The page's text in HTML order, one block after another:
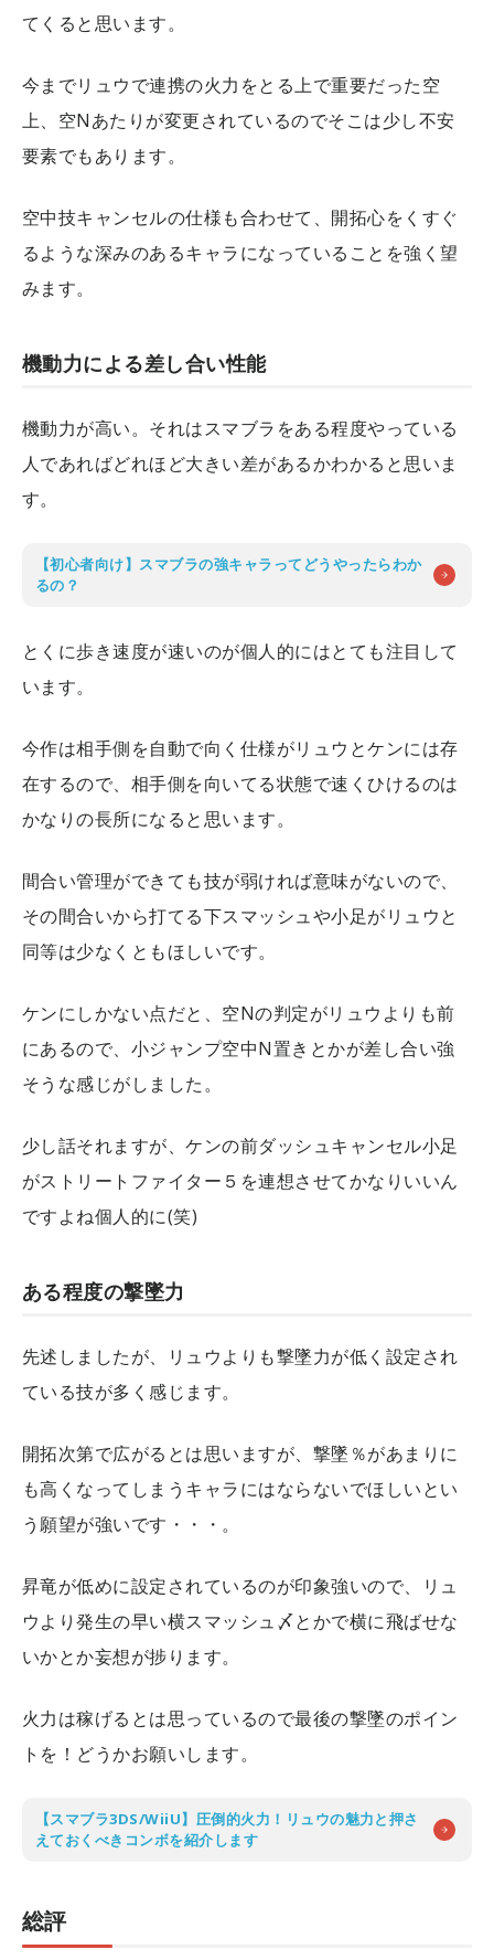
てくると思います。
今までリュウで連携の火力をとる上で重要だった空
上、空Nあたりが変更されているのでそこは少し不安
要素でもあります。
空中技キャンセルの仕様も合わせて、開拓心をくすぐ
るような深みのあるキャラになっていることを強く望
みます。
機動力による差し合い性能
機動力が高い。それはスマブラをある程度やっている
人であればどれほど大きい差があるかわかると思いま
す。
【初心者向け】スマブラの強キャラってどうやったらわか
るの？
とくに歩き速度が速いのが個人的にはとても注目して
います。
今作は相手側を自動で向く仕様がリュウとケンには存
在するので、相手側を向いてる状態で速くひけるのは
かなりの長所になると思います。
間合い管理ができても技が弱ければ意味がないので、
その間合いから打てる下スマッシュや小足がリュウと
同等は少なくともほしいです。
ケンにしかない点だと、空Nの判定がリュウよりも前
にあるので、小ジャンプ空中N置きとかが差し合い強
そうな感じがしました。
少し話それますが、ケンの前ダッシュキャンセル小足
がストリートファイター５を連想させてかなりいいん
ですよね個人的に(笑)
ある程度の撃墜力
先述しましたが、リュウよりも撃墜力が低く設定され
ている技が多く感じます。
開拓次第で広がるとは思いますが、撃墜％があまりに
も高くなってしまうキャラにはならないでほしいとい
う願望が強いです・・・。
昇竜が低めに設定されているのが印象強いので、リュ
ウより発生の早い横スマッシュ〆とかで横に飛ばせな
いかとか妄想が捗ります。
火力は稼げるとは思っているので最後の撃墜のポイン
トを！どうかお願いします。
【スマブラ3DS/WiiU】圧倒的火力！リュウの魅力と押さ
えておくべきコンボを紹介します
総評